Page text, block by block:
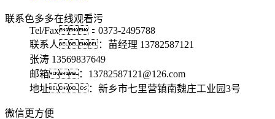
联系色多多在线观看污
Tel/Fax：0373-2495788
联系人：苗经理 13782587121
张涛 13569837649
邮箱：13782587121@126.com
地址：新乡市七里营镇南魏庄工业园3号
微信更方便